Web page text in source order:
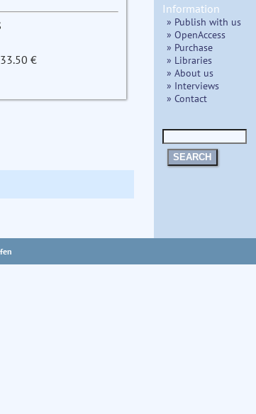
33.50 €
Information
» Publish with us
» OpenAccess
» Purchase
» Libraries
» About us
» Interviews
» Contact
SEARCH